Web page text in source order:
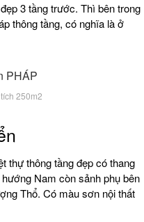
3 tầng trước. Thì bên trong
thông tầng, có nghĩa là ở
250m2
thự thông tầng đẹp có thang
Nam còn sảnh phụ bên
Thổ. Có màu sơn nội thất